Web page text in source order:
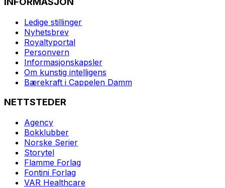
Ledige stillinger
Nyhetsbrev
Royaltyportal
Personvern
Informasjonskapsler
Om kunstig intelligens
Bærekraft i Cappelen Damm
NETTSTEDER
Agency
Bokklubber
Norske Serier
Storytel
Flamme Forlag
Fontini Forlag
VAR Healthcare